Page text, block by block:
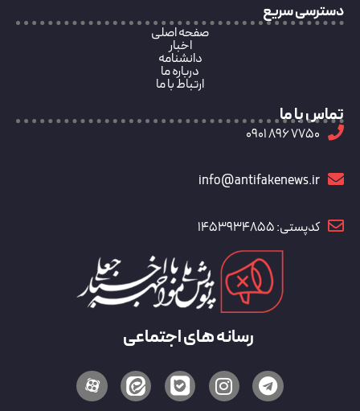
دسترسی سریع
صفحه اصلی
اخبار
دانشنامه
درباره ما
ارتباط با ما
تماس با ما
7750 896 0901
info@antifakenews.ir
کدپستی: 1453934855
رسانه های اجتماعی